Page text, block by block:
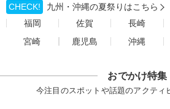
CHECK!
九州・沖縄の夏祭りはこちら
福岡
佐賀 長崎
宮崎
鹿児島 沖縄
おでかけ特集
今注目のスポットや話題のアクティ